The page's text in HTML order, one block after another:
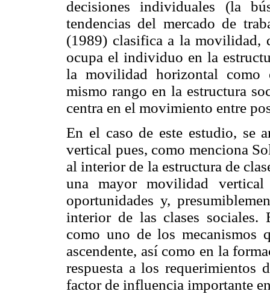
decisiones individuales (la
tendencias del mercado de
(1989) clasifica a la movilidad,
ocupa el individuo en la
la movilidad horizontal como
mismo rango en la estructura
centra en el movimiento entre
En el caso de este estudio, se
vertical pues, como menciona
al interior de la estructura de
una mayor movilidad
oportunidades y,
interior de las clases sociales.
como uno de los mecanismos
ascendente, así como en la
respuesta a los requerimientos
factor de influencia importante